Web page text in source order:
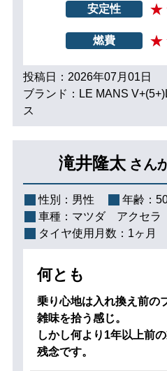
安定性
燃費
投稿日：2026年07月01日
ブランド：LE MANS
ス
滝井隆太 さん
性別： 男性 年齢：
車種： マツダ アクセラ
タイヤ使用月数： 1ヶ月
何とも
乗り心地は入れ換え前の
雑味を拾う感じ。
しかし何より1年以上前
残念です。